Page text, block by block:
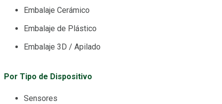
Embalaje Cerámico
Embalaje de Plástico
Embalaje 3D / Apilado
Por Tipo de Dispositivo
Sensores